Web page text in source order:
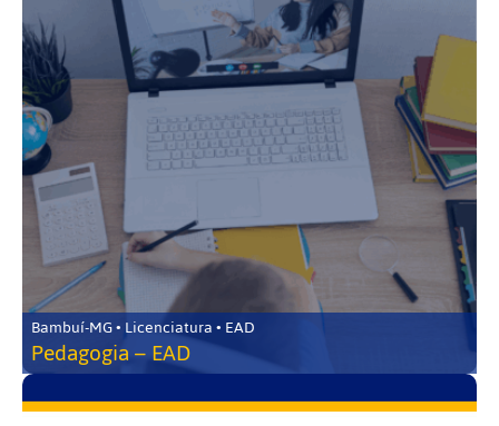
Bambuí-MG • Licenciatura • EAD
Pedagogia – EAD